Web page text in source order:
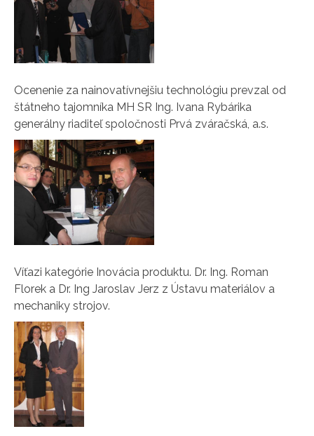
Ocenenie za nainovatívnejšiu technológiu prevzal od
štátneho tajomníka MH SR Ing. Ivana Rybárika
generálny riaditeľ spoločnosti Prvá zváračská, a.s.
Víťazi kategórie Inovácia produktu. Dr. Ing. Roman
Florek a Dr. Ing Jaroslav Jerz z Ústavu materiálov a
mechaniky strojov.